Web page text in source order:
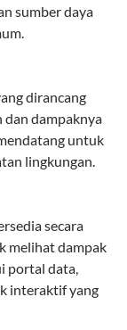
sumber daya
dirancang
dan dampaknya
untuk
lingkungan.
secara
melihat dampak
portal data,
interaktif yang